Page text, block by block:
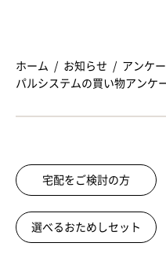
ホーム お知らせ
アンケ
パルシステムの買い物アン
宅配をご検討の方
選べるおためしセット